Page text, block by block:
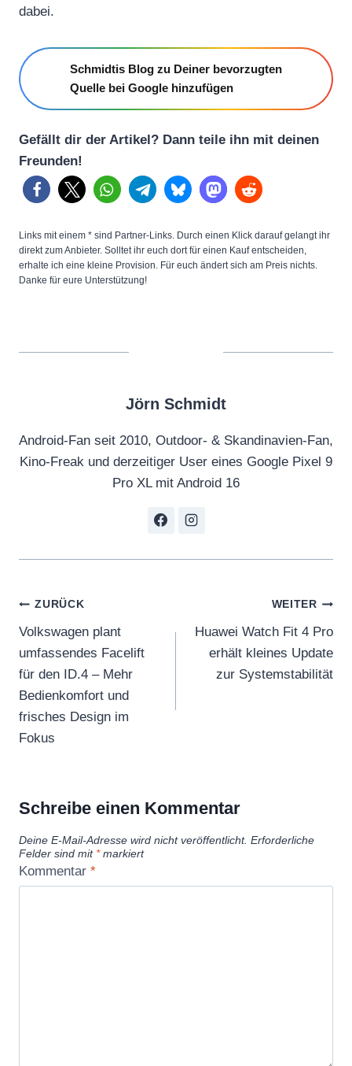
dabei.
Schmidtis Blog zu Deiner bevorzugten
Quelle bei Google hinzufügen
Gefällt dir der Artikel? Dann teile ihn mit deinen
Freunden!
Links mit einem * sind Partner-Links. Durch einen Klick darauf gelangt ihr
direkt zum Anbieter. Solltet ihr euch dort für einen Kauf entscheiden,
erhalte ich eine kleine Provision. Für euch ändert sich am Preis nichts.
Danke für eure Unterstützung!
Jörn Schmidt
Android-Fan seit 2010, Outdoor- & Skandinavien-Fan,
Kino-Freak und derzeitiger User eines Google Pixel 9
Pro XL mit Android 16
Beitragsnavigation
ZURÜCK
Volkswagen plant
umfassendes Facelift
für den ID.4 – Mehr
Bedienkomfort und
frisches Design im
Fokus
WEITER
Huawei Watch Fit 4 Pro
erhält kleines Update
zur Systemstabilität
Schreibe einen Kommentar
Deine E-Mail-Adresse wird nicht veröffentlicht. Erforderliche
Felder sind mit *markiert
Kommentar *